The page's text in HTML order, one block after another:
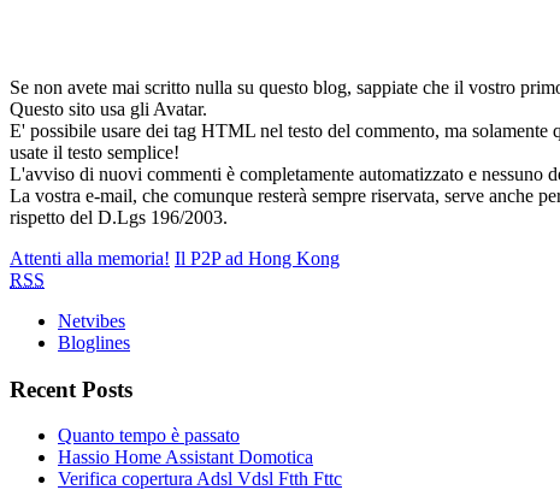
Se non avete mai scritto nulla su questo blog, sappiate che il vostro
Questo sito usa gli Avatar.
E' possibile usare dei tag HTML nel testo del commento, ma
usate il testo semplice!
L'avviso di nuovi commenti è completamente automatizzato e nessuno
La vostra e-mail, che comunque resterà sempre riservata, serve
rispetto del D.Lgs 196/2003.
Attenti alla memoria! Il P2P ad Hong Kong
RSS
Netvibes
Bloglines
Recent Posts
Quanto tempo è passato
Hassio Home Assistant Domotica
Verifica copertura Adsl Vdsl Ftth Fttc